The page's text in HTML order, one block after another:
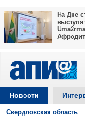
На Дне
Новости
Свердловская область